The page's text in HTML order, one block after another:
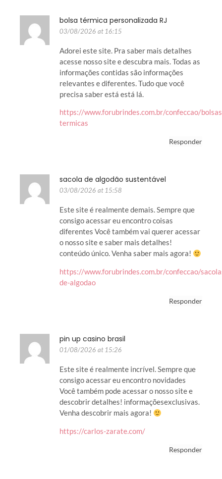
bolsa térmica personalizada RJ
03/08/2026 at 16:15
Adorei este site. Pra saber mais detalhes
acesse nosso site e descubra mais. Todas as
informações contidas são informações
relevantes e diferentes. Tudo que você
precisa saber está está lá.
https://www.forubrindes.com.br/confeccao/
termicas
Responder
sacola de algodão sustentável
03/08/2026 at 15:58
Este site é realmente demais. Sempre que
consigo acessar eu encontro coisas
diferentes Você também vai querer acessar
o nosso site e saber mais detalhes!
conteúdo único. Venha saber mais agora!
https://www.forubrindes.com.br/confeccao/
de-algodao
Responder
pin up casino brasil
01/08/2026 at 15:26
Este site é realmente incrível. Sempre que
consigo acessar eu encontro novidades
Você também pode acessar o nosso site e
descobrir detalhes! informaçõesexclusivas.
Venha descobrir mais agora!
https://carlos-zarate.com/
Responder